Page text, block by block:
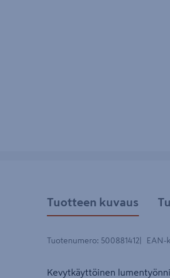
Tuotteen kuvaus
Tuotenumero: 500881412 EAN-
Kevytkäyttöinen